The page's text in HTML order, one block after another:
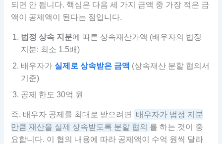
되면 안 됩니다. 핵심은 다음 세 가지 금액 중 가장 적은 금
액이 공제액이 된다는 점입니다.
법정 상속 지분에 따른 상속재산가액 (배우자의 법정
지분: 최소 1.5배)
배우자가 실제로 상속받은 금액 (상속재산 분할 협의서
기준)
공제 한도 30억 원
즉, 배우자 공제를 최대로 받으려면
배우자가 법정 지분
만큼 재산을 실제 상속받도록 분할 협의 를 하는 것이 중
요합니다. 이 협의 내용에 따라 공제액이 수억 원씩 달라